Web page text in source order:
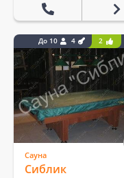
До 10 4 2
Сауна
Сиблик